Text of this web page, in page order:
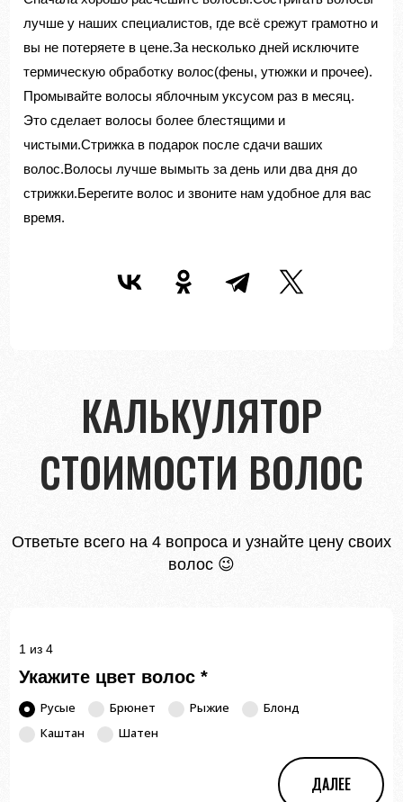
лучше у наших специалистов, где всё срежут грамотно и
вы не потеряете в цене.За несколько дней исключите
термическую обработку волос(фены, утюжки и прочее).
Промывайте волосы яблочным уксусом раз в месяц.
Это сделает волосы более блестящими и
чистыми.Стрижка в подарок после сдачи ваших
волос.Волосы лучше вымыть за день или два дня до
стрижки.Берегите волос и звоните нам удобное для вас
время.
КАЛЬКУЛЯТОР
СТОИМОСТИ ВОЛОС
Ответьте всего на 4 вопроса и узнайте цену своих
волос 😉
1 из 4
Укажите цвет волос*
Русые Брюнет Рыжие
Блонд
Каштан
Шатен
ДАЛЕЕ